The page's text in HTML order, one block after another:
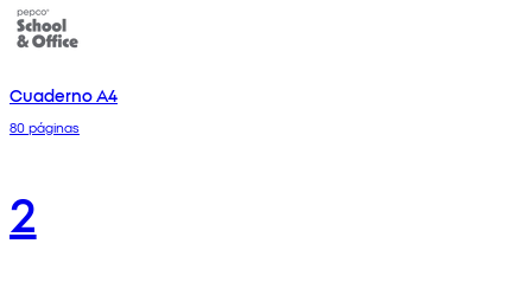
Cuaderno A4
80 páginas
2